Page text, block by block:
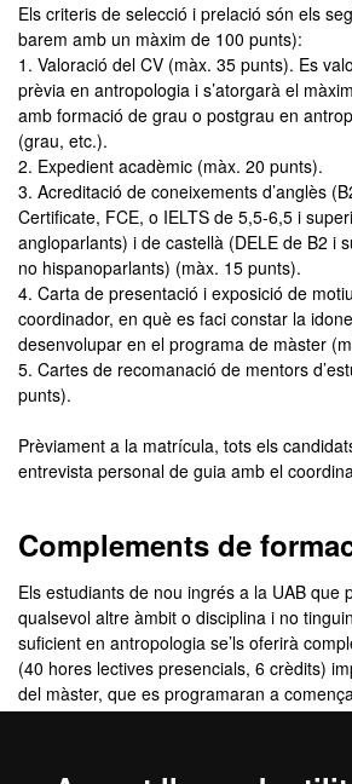
Els criteris de selecció i prelació són els
barem amb un màxim de 100 punts):
1. Valoració del CV (màx. 35 punts). Es
prèvia en antropologia i s’atorgarà el
amb formació de grau o postgrau en
(grau, etc.).
2. Expedient acadèmic (màx. 20 punts).
3. Acreditació de coneixements d’anglès
Certificate, FCE, o IELTS de 5,5-6,5 i
angloparlants) i de castellà (DELE de B2 i
no hispanoparlants) (màx. 15 punts).
4. Carta de presentació i exposició de
coordinador, en què es faci constar la
desenvolupar en el programa de màster
5. Cartes de recomanació de mentors
punts).
Prèviament a la matrícula, tots els
entrevista personal de guia amb el
Complements de
Els estudiants de nou ingrés a la UAB que
qualsevol altre àmbit o disciplina i no
suficient en antropologia se’ls oferirà
(40 hores lectives presencials, 6 crèdits)
del màster, que es programaran a
abans de l’inici de les classes (entre